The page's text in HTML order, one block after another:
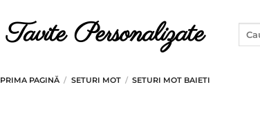
Tavite Personalizate
Caută
PRIMA PAGINĂ / SETURI MOT / SETURI MOT BAIETI